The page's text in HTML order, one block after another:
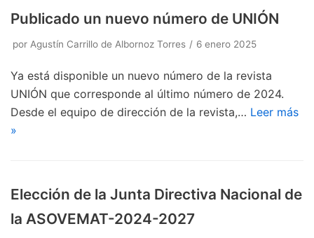
Publicado un nuevo número de UNIÓN
por Agustín Carrillo de Albornoz Torres 6 enero 2025
Ya está disponible un nuevo número de la revista
UNIÓN que corresponde al último número de 2024.
Desde el equipo de dirección de la revista,… Leer más
»
Elección de la Junta Directiva Nacional de
la ASOVEMAT-2024-2027